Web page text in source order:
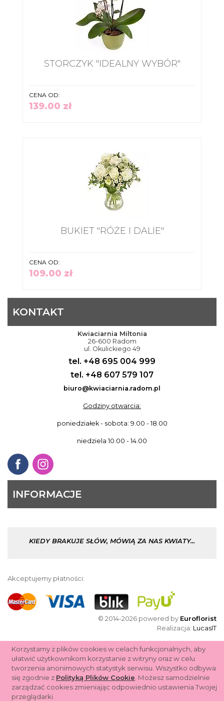
STORCZYK "IDEALNY WYBÓR"
CENA OD:
139.00 zł
BUKIET "RÓŻE I DALIE"
CENA OD:
109.00 zł
INFORMACJE
KONTAKT
Kwiaciarnia Miltonia
26-600 Radom
ul. Okulickiego 49
tel. +48 695 004 999
tel. +48 607 579 107
biuro@kwiaciarnia.radom.pl
Godziny otwarcia:
poniedziałek - sobota: 9.00 - 18.00
niedziela 10.00 - 14.00
KIEDY BRAKUJE SŁÓW, MÓWIĄ ZA NAS KWIATY...
Akceptujemy płatności:
© 2014-2026 powered by Euroflorist
Realizacja: LucasIT
Korzystamy z plików cookies w celach funkcjonalnych, aby
ułatwić użytkownikom korzystanie z witryny oraz w celu
tworzenia anonimowych statystyk serwisu. Wszystko odbywa
się zgodnie z Polityką Plików Cookie . Możesz samodzielnie
zarządzać cookies zmieniając odpowiednio ustawienia Twojej
przeglądarki.